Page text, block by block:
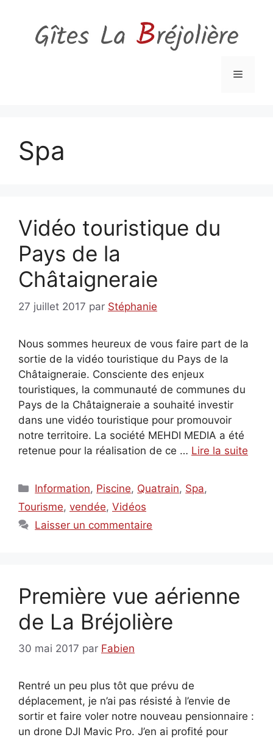
contenu
Menu
Spa
Vidéo touristique du
Pays de la
Châtaigneraie
27 juillet 2017 par Stéphanie
Nous sommes heureux de vous faire part de la
sortie de la vidéo touristique du Pays de la
Châtaigneraie. Consciente des enjeux
touristiques, la communauté de communes du
Pays de la Châtaigneraie a souhaité investir
dans une vidéo touristique pour promouvoir
notre territoire. La société MEHDI MEDIA a été
retenue pour la réalisation de ce … Lire la suite
Catégories
Information, Piscine, Quatrain, Spa,
Tourisme, vendée, Vidéos
Laisser un commentaire
Première vue aérienne
de La Bréjolière
30 mai 2017 par Fabien
Rentré un peu plus tôt que prévu de
déplacement, je n’ai pas résisté à l’envie de
sortir et faire voler notre nouveau pensionnaire :
un drone DJI Mavic Pro. J’en ai profité pour